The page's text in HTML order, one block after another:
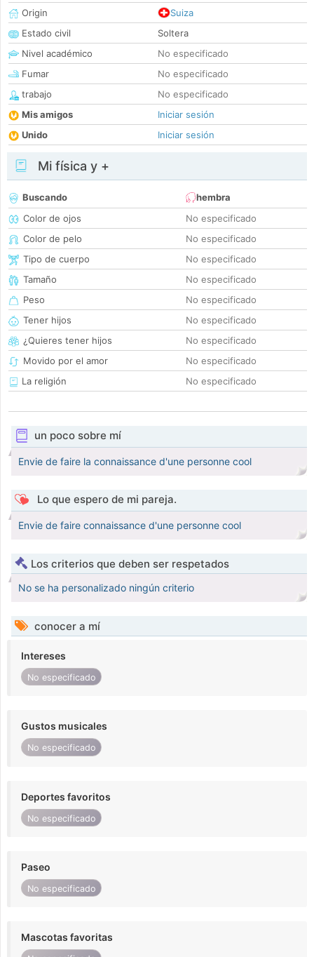
Origin
Suiza
Estado civil
Soltera
Nivel académico
No especificado
Fumar
No especificado
trabajo
No especificado
Mis amigos
Iniciar sesión
Unido
Iniciar sesión
Mi física y +
Buscando
hembra
Color de ojos
No especificado
Color de pelo
No especificado
Tipo de cuerpo
No especificado
Tamaño
No especificado
Peso
No especificado
Tener hijos
No especificado
¿Quieres tener hijos
No especificado
Movido por el amor
No especificado
La religión
No especificado
un poco sobre mí
Envie de faire la connaissance d'une personne cool
Lo que espero de mi pareja.
Envie de faire connaissance d'une personne cool
Los criterios que deben ser respetados
No se ha personalizado ningún criterio
conocer a mí
Intereses
No especificado
Gustos musicales
No especificado
Deportes favoritos
No especificado
Paseo
No especificado
Mascotas favoritas